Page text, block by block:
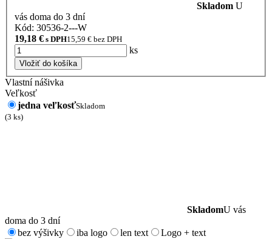
Skladom U
vás doma do 3 dní
Kód: 30536-2---W
19,18 € s DPH15,59 € bez DPH
ks
Vložiť do košíka
Vlastní nášivka
Veľkosť
jedna veľkosťSkladom
(3 ks)
SkladomU vás
doma do 3 dní
bez výšivky
iba logo len text Logo + text